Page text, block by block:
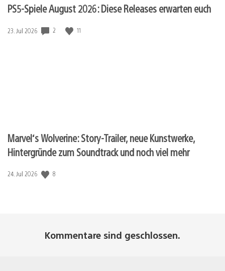
PS5-Spiele August 2026: Diese Releases erwarten euch
Veröffentlichungsdatum:
23. Jul 2026 2 11
Marvel‘s Wolverine: Story-Trailer, neue Kunstwerke,
Hintergründe zum Soundtrack und noch viel mehr
Veröffentlichungsdatum:
24. Jul 2026 8
Kommentare sind geschlossen.